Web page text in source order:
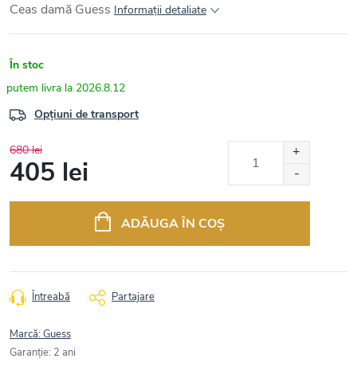
Ceas damă Guess Informaţii detaliate
În stoc
2026.8.12
Opțiuni de transport
680 lei
405 lei
ADĂUGA ÎN COŞ
Întreabă Partajare
Marcă:Guess
Garanţie: 2 ani